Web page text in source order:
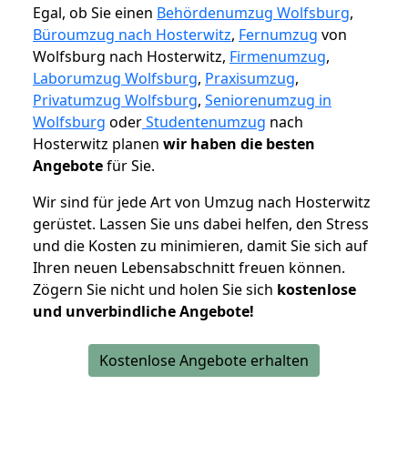
Egal, ob Sie einen Behördenumzug Wolfsburg,
Büroumzug nach Hosterwitz, Fernumzug von
Wolfsburg nach Hosterwitz, Firmenumzug,
Laborumzug Wolfsburg, Praxisumzug,
Privatumzug Wolfsburg, Seniorenumzug in
Wolfsburg oderStudentenumzug nach
Hosterwitz planen wir haben die besten
Angebotefür Sie.
Wir sind für jede Art von Umzug nach Hosterwitz
gerüstet. Lassen Sie uns dabei helfen, den Stress
und die Kosten zu minimieren, damit Sie sich auf
Ihren neuen Lebensabschnitt freuen können.
Zögern Sie nicht und holen Sie sich kostenlose
und unverbindliche Angebote!
Kostenlose Angebote erhalten